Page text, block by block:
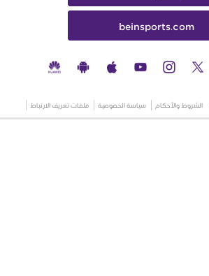
beinsports.com
الشروط والأحكام سياسة الخصوصية ملفات تعريف الارتباط